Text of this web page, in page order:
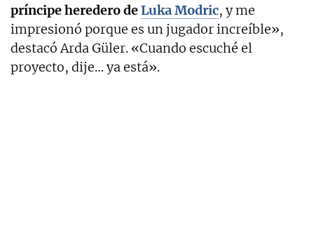
príncipe heredero deLuka Modric, y me
impresionó porque es un jugador increíble»,
destacó Arda Güler. «Cuando escuché el
proyecto, dije… ya está».